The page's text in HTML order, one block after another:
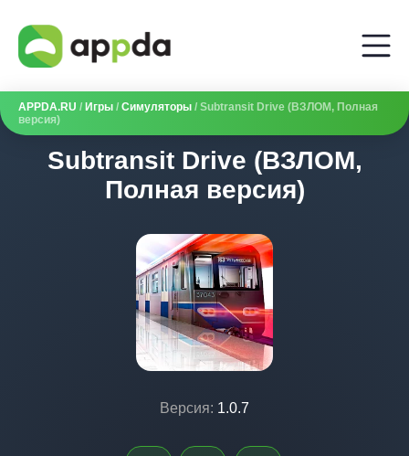
APPDA.RU / Игры / Симуляторы / Subtransit Drive (ВЗЛОМ, Полная
версия)
Subtransit Drive (ВЗЛОМ,
Полная версия)
Версия: 1.0.7